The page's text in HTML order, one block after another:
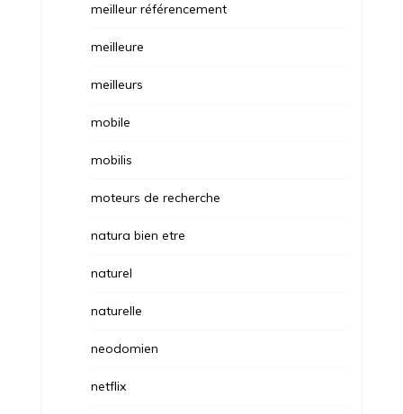
meilleur référencement
meilleure
meilleurs
mobile
mobilis
moteurs de recherche
natura bien etre
naturel
naturelle
neodomien
netflix